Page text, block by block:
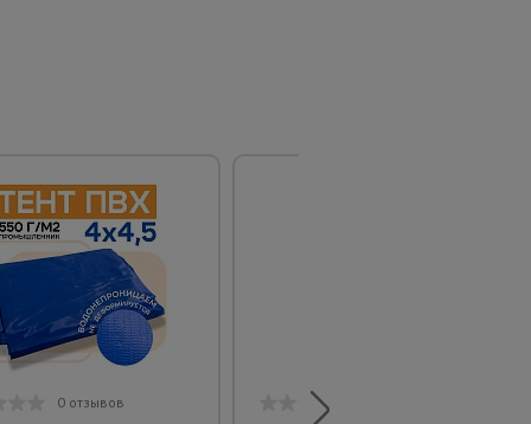
0 отзывов